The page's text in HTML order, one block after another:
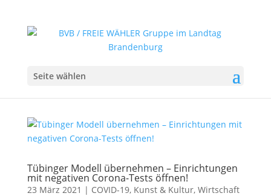
Seite wählen
Tübinger Modell übernehmen – Einrichtungen
mit negativen Corona-Tests öffnen!
23 März 2021 | COVID-19, Kunst & Kultur, Wirtschaft